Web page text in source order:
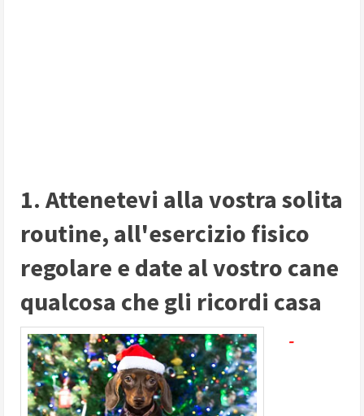
1. Attenetevi alla vostra solita
routine, all'esercizio fisico
regolare e date al vostro cane
qualcosa che gli ricordi casa
-